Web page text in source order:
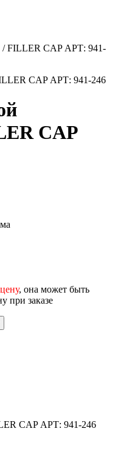
FILLER CAP АРТ: 941-
CAP
, она может быть
при заказе
CAP АРТ: 941-246